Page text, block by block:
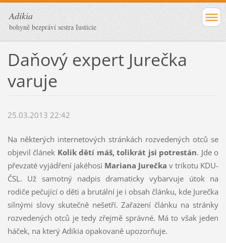
Adikia
bohyně bezpráví sestra Iusticie
Daňový expert Jurečka
varuje
25.03.2013 22:42
Na některých internetových stránkách rozvedených otců se
objevil článek Kolik dětí máš, tolikrát jsi potrestán. Jde o
převzaté vyjádření jakéhosi Mariana Jurečkav trikotu KDU-
ČSL. Už samotný nadpis dramaticky vybarvuje útok na
rodiče pečující o děti a brutální je i obsah článku, kde Jurečka
silnými slovy skutečně nešetří. Zařazení článku na stránky
rozvedených otců je tedy zřejmě správné. Má to však jeden
háček, na který Adikia opakovaně upozorňuje.